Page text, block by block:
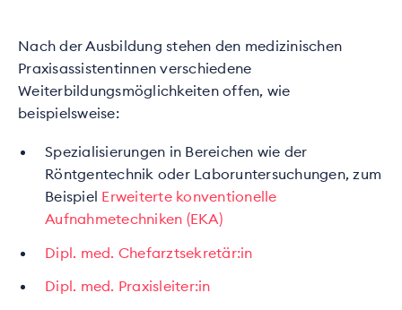
Nach der Ausbildung stehen den medizinischen
Praxisassistentinnen verschiedene
Weiterbildungsmöglichkeiten offen, wie
beispielsweise:
Spezialisierungen in Bereichen wie der
Röntgentechnik oder Laboruntersuchungen, zum
Beispiel Erweiterte konventionelle
Aufnahmetechniken (EKA)
Dipl. med. Chefarztsekretär:in
Dipl. med. Praxisleiter:in